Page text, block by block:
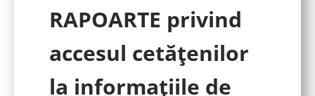
RAPOARTE privind
accesul cetăţenilor
la informaţiile de